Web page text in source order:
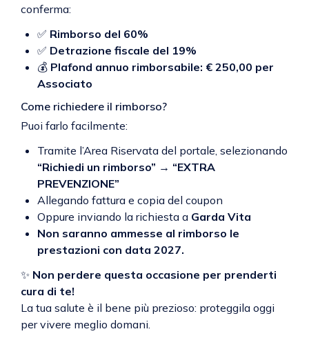
conferma:
✅ Rimborso del 60%
✅ Detrazione fiscale del 19%
💰 Plafond annuo rimborsabile: € 250,00 per
Associato
Come richiedere il rimborso?
Puoi farlo facilmente:
Tramite l’Area Riservata del portale, selezionando
“Richiedi un rimborso” → “EXTRA
PREVENZIONE”
Allegando fattura e copia del coupon
Oppure inviando la richiesta a Garda Vita
Non saranno ammesse al rimborso le
prestazioni con data 2027.
✨ Non perdere questa occasione per prenderti
cura di te!
La tua salute è il bene più prezioso: proteggila oggi
per vivere meglio domani.